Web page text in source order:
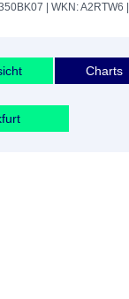
| WKN: A2RTW6
Charts